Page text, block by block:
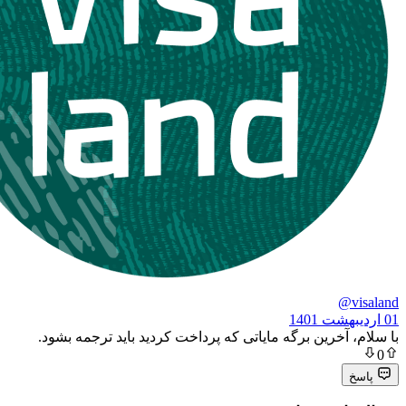
برگه مایاتی که پرداخت کردید باید ترجمه بشود.